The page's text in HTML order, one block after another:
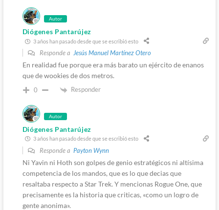
Autor
Diógenes Pantarújez
3 años han pasado desde que se escribió esto
Responde a Jesús Manuel Martínez Otero
En realidad fue porque era más barato un ejército de enanos
que de wookies de dos metros.
0 Responder
Autor
Diógenes Pantarújez
3 años han pasado desde que se escribió esto
Responde a Payton Wynn
Ni Yavin ni Hoth son golpes de genio estratégicos ni altísima
competencia de los mandos, que es lo que decias que
resaltaba respecto a Star Trek. Y mencionas Rogue One, que
precisamente es la historia que criticas, «como un logro de
gente anonima».